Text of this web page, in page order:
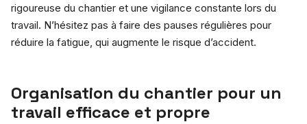
rigoureuse du chantier et une vigilance constante lors du
travail. N’hésitez pas à faire des pauses régulières pour
réduire la fatigue, qui augmente le risque d’accident.
Organisation du chantier pour un
travail efficace et propre